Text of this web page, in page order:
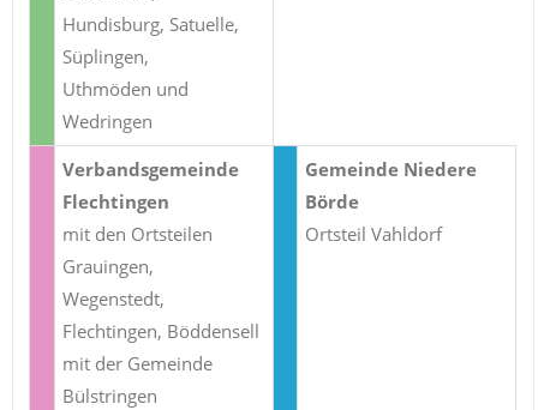
Hundisburg, Satuelle,
Süplingen,
Uthmöden und
Wedringen
Verbandsgemeinde
Flechtingen
mit den Ortsteilen
Grauingen,
Wegenstedt,
Flechtingen, Böddensell
mit der Gemeinde
Bülstringen
Gemeinde Niedere
Börde
Ortsteil Vahldorf